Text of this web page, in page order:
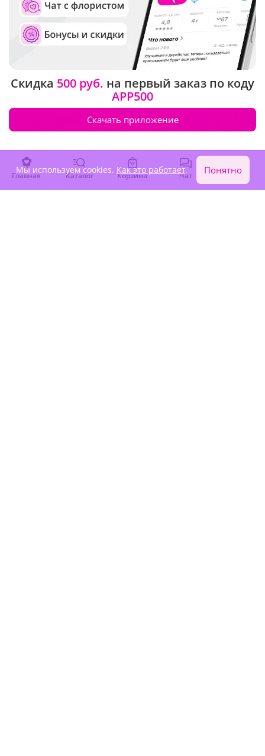
5(159)
Букет "Рассветные мечты"
3 530 ₽
5(25)
Букет "Гармония природы"
В наличии
7 100 ₽
Главная Каталог Корзина Чат Войти
Скидка 500 руб. на первый заказ по коду
APP500
Скачать приложение
Мы используем cookies. Как это работает. Понятно